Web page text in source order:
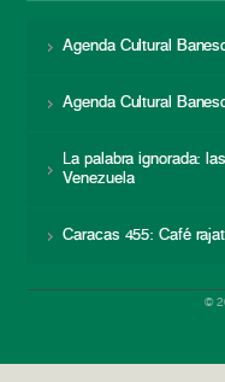
Agenda Cultural
Agenda Cultural
La palabra ignorada:
Venezuela
Caracas 455: Café
©